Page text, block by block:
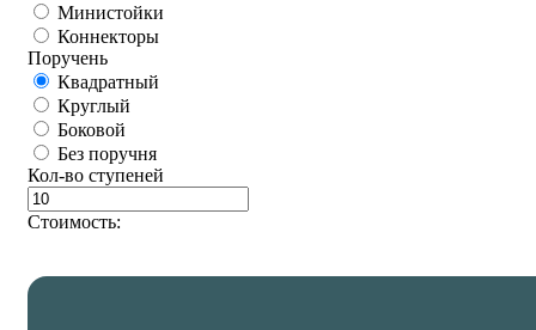
Министойки
Коннекторы
Поручень
Квадратный
Круглый
Боковой
Без поручня
Кол-во ступеней
Стоимость: